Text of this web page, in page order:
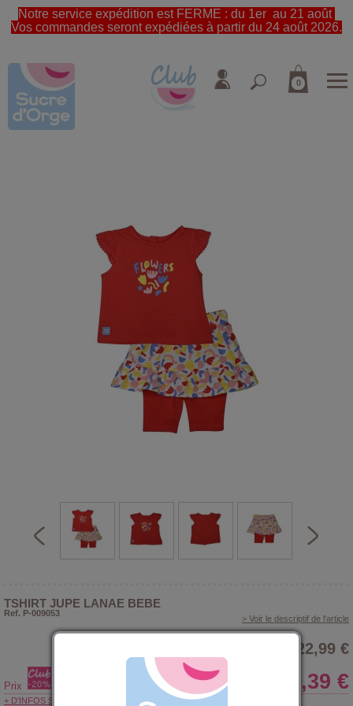
Notre service expédition est FERME : du 1er au 21 août
Vos commandes seront expédiées à partir du 24 août 2026.
0
TSHIRT JUPE LANAE BEBE
Ref. P-009053
> Voir le descriptif de l'article
22,99 €
Prix 18,39 €
+ D'INFOS SUR LE CLUB